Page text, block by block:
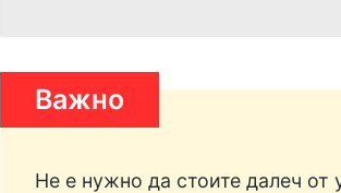
Важно
Не е нужно да стоите далеч от